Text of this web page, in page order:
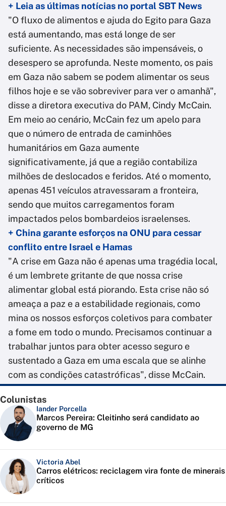
+ Leia as últimas notícias no portal SBT News
"O fluxo de alimentos e ajuda do Egito para Gaza
está aumentando, mas está longe de ser
suficiente. As necessidades são impensáveis, o
desespero se aprofunda. Neste momento, os pais
em Gaza não sabem se podem alimentar os seus
filhos hoje e se vão sobreviver para ver o amanhã",
disse a diretora executiva do PAM, Cindy McCain.
Em meio ao cenário, McCain fez um apelo para
que o número de entrada de caminhões
humanitários em Gaza aumente
significativamente, já que a região contabiliza
milhões de deslocados e feridos. Até o momento,
apenas 451 veículos atravessaram a fronteira,
sendo que muitos carregamentos foram
impactados pelos bombardeios israelenses.
+ China garante esforços na ONU para cessar
conflito entre Israel e Hamas
"A crise em Gaza não é apenas uma tragédia local,
é um lembrete gritante de que nossa crise
alimentar global está piorando. Esta crise não só
ameaça a paz e a estabilidade regionais, como
mina os nossos esforços coletivos para combater
a fome em todo o mundo. Precisamos continuar a
trabalhar juntos para obter acesso seguro e
sustentado a Gaza em uma escala que se alinhe
com as condições catastróficas", disse McCain.
Colunistas
Iander Porcella
Marcos Pereira: Cleitinho será candidato ao
governo de MG
Victoria Abel
Carros elétricos: reciclagem vira fonte de minerais
críticos